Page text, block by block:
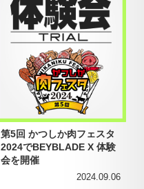
第5回 かつしか肉フェスタ
2024でBEYBLADE X 体験
会を開催
2024.09.06